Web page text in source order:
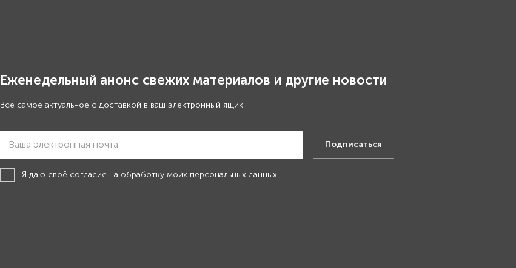
Еженедельный анонс свежих материалов и другие новости
Все самое актуальное с доставкой в ваш электронный ящик.
Подписаться
Я даю своё согласие на обработку моих персональных данных